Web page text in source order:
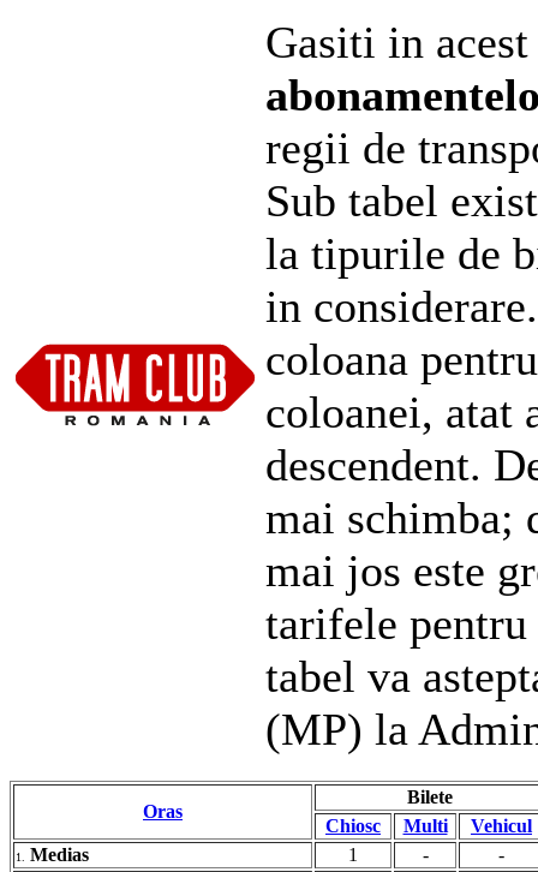
Gasiti in
regii de
Sub tabel
la tipurile de
in
coloana
coloanei, atat
descendent.
mai schimba;
mai jos este
tarifele pentru
tabel va
(MP) la
Oras
Bilete
Chiosc
Multi Vehicul
1. Medias 1 - -